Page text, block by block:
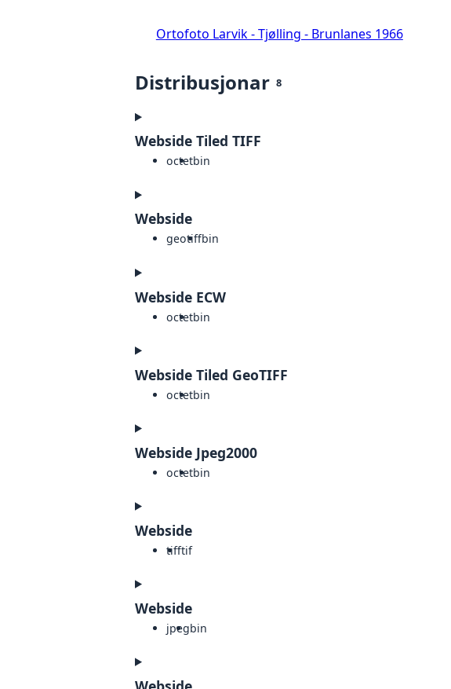
Ortofoto Larvik - Tjølling - Brunlanes 1966
Distribusjonar 8
Webside Tiled TIFF
octetbin
Webside
geotiffbin
Webside ECW
octetbin
Webside Tiled GeoTIFF
octetbin
Webside Jpeg2000
octetbin
Webside
tifftif
Webside
jpegbin